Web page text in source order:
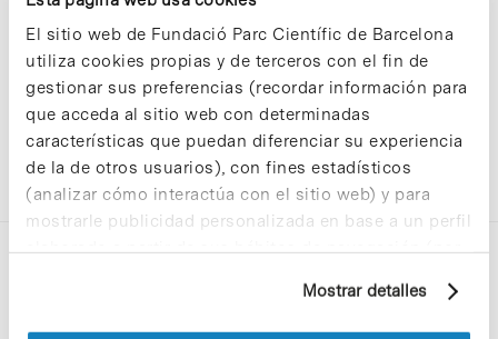
El sitio web de Fundació Parc Científic de Barcelona
utiliza cookies propias y de terceros con el fin de
gestionar sus preferencias (recordar información para
que acceda al sitio web con determinadas
características que puedan diferenciar su experiencia
de la de otros usuarios), con fines estadísticos
(analizar cómo interactúa con el sitio web) y para
mostrarle publicidad personalizada en base a un perfil
elaborado a partir de sus hábitos de navegación (por
información sobre las cookies puede consultar
la Política de cookies del sitio web.
Mostrar detalles